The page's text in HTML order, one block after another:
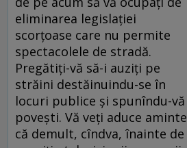
eliminarea legislaţiei
scorţoase care nu permite
spectacolele de stradă.
Pregătiţi-vă să-i auziţi pe
străini destăinuindu-se în
locuri publice şi spunîndu-vă
poveşti. Vă veţi aduce aminte
că demult, cîndva, înainte de